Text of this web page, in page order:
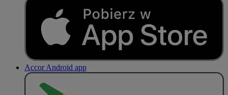
Accor Android app